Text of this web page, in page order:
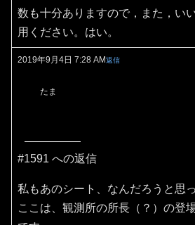
数も十分ありますので，また，い
用ください。はい。
2019年9月4日 7:28 AM返信
たま
#1591 への返信
私もあのシート、なんだろうと思
ここは、観測所の所長（？）の登